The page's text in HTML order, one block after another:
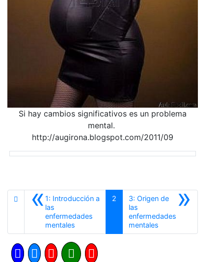
Si hay cambios significativos es un problema
mental.
http://augirona.blogspot.com/2011/09
«1: Introducción a
las
enfermedades
mentales
2 »
3: Origen de
las
enfermedades
mentales